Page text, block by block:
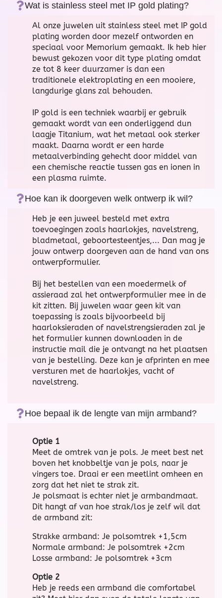
Wat is stainless steel met IP gold plating?
Al onze juwelen uit stainless steel met IP gold
plating worden door mezelf ontworden en
speciaal voor Memorium gemaakt. Ik heb hier
bewust gekozen voor dit type plating omdat
ze tot 8 keer duurzamer is dan een
traditionele elektroplating en een mooiere,
langdurige glans zal behouden.
IP gold is een techniek waarbij er gebruik
gemaakt wordt van een onderliggend dun
laagje Titanium, wat het metaal ook sterker
maakt. Daarna wordt er een harde
metaalverbinding gehecht door middel van
een chemische reactie tussen gas en ionen in
een plasma ruimte.
Hoe kan ik doorgeven welk ontwerp ik wil?
Heb je een juweel besteld met extra
toevoegingen zoals haarlokjes, navelstreng,
bladmetaal, geboortesteentjes,... Dan mag je
jouw ontwerp doorgeven aan de hand van ons
ontwerpformulier.
Bij het bestellen van een moedermelk of
assieraad zal het ontwerpformulier mee in de
kit zitten. Bij juwelen waar geen kit van
toepassing is zoals bijvoorbeeld bij
haarloksieraden of navelstrengsieraden zal je
het formulier kunnen downloaden in de
instructie mail die je ontvangt na het plaatsen
van je bestelling. Deze kan je afprinten en mee
versturen met de haarlokjes, vacht of
navelstreng.
Hoe bepaal ik de lengte van mijn armband?
Optie 1
Meet de omtrek van je pols. Je meet best net
boven het knobbeltje van je pols, naar je
vingers toe. Draai er een meetlint omheen en
zorg dat het niet te strak zit.
Je polsmaat is echter niet je armbandmaat.
Dit hangt af van hoe strak/los je zelf wil dat
de armband zit:
Strakke armband: Je polsomtrek +1,5cm
Normale armband: Je polsomtrek +2cm
Losse armband: Je polsomtrek +3cm
Optie 2
Heb je reeds een armband die comfortabel